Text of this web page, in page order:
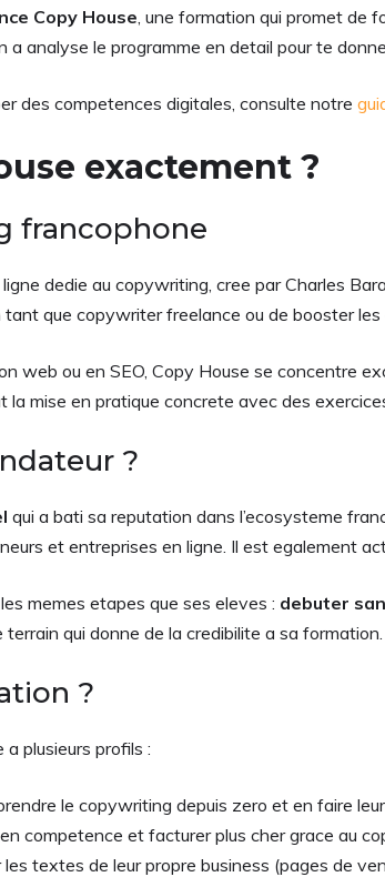
Copy House , une formation qui promet de
analyse le programme en detail pour te
des competences digitales, consulte notre
exactement ?
francophone
dedie au copywriting, cree par Charles
que copywriter freelance ou de booster les
web ou en SEO, Copy House se concentre
la mise en pratique concrete avec des
?
qui a bati sa reputation dans l’ecosysteme
et entreprises en ligne. Il est egalement
memes etapes que ses eleves : debuter
qui donne de la credibilite a sa formation.
?
a plusieurs profils :
le copywriting depuis zero et en faire
competence et facturer plus cher grace au
textes de leur propre business (pages de